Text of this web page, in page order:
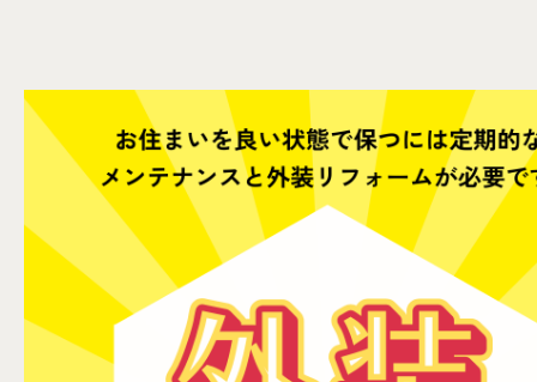
イベント情報
お知らせ
〒943-0173 新潟県上越市富岡539-7